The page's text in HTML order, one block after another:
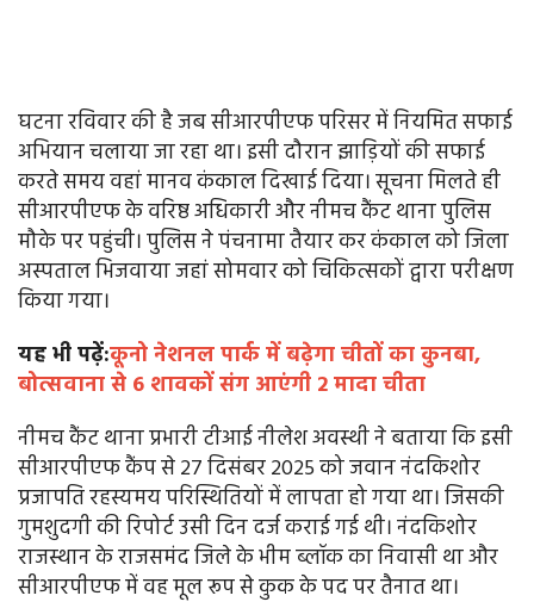
घटना रविवार की है जब सीआरपीएफ परिसर में नियमित सफाई
अभियान चलाया जा रहा था। इसी दौरान झाड़ियों की सफाई
करते समय वहां मानव कंकाल दिखाई दिया। सूचना मिलते ही
सीआरपीएफ के वरिष्ठ अधिकारी और नीमच कैंट थाना पुलिस
मौके पर पहुंची। पुलिस ने पंचनामा तैयार कर कंकाल को जिला
अस्पताल भिजवाया जहां सोमवार को चिकित्सकों द्वारा परीक्षण
किया गया।
यह भी पढ़ें:कूनो नेशनल पार्क में बढ़ेगा चीतों का कुनबा,
बोत्सवाना से 6 शावकों संग आएंगी 2 मादा चीता
नीमच कैंट थाना प्रभारी टीआई नीलेश अवस्थी ने बताया कि इसी
सीआरपीएफ कैंप से 27 दिसंबर 2025 को जवान नंदकिशोर
प्रजापति रहस्यमय परिस्थितियों में लापता हो गया था। जिसकी
गुमशुदगी की रिपोर्ट उसी दिन दर्ज कराई गई थी। नंदकिशोर
राजस्थान के राजसमंद जिले के भीम ब्लॉक का निवासी था और
सीआरपीएफ में वह मूल रूप से कुक के पद पर तैनात था।